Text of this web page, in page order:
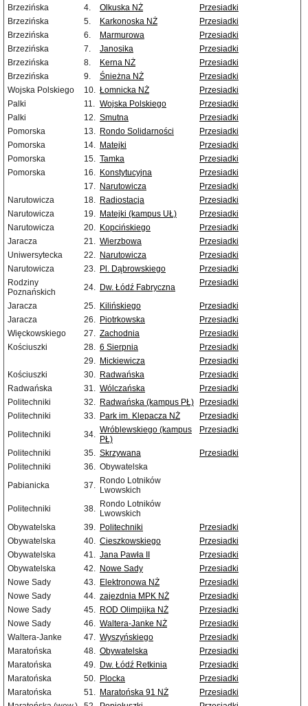
Brzezińska
4. Olkuska NŻ
Przesiadki
Brzezińska
5. Karkonoska NŻ
Przesiadki
Brzezińska
6. Marmurowa
Przesiadki
Brzezińska
7. Janosika
Przesiadki
Brzezińska
8. Kerna NŻ
Przesiadki
Brzezińska
9. Śnieżna NŻ
Przesiadki
Wojska Polskiego
10. Łomnicka NŻ
Przesiadki
Palki
11. Wojska Polskiego
Przesiadki
Palki
12. Smutna
Przesiadki
Pomorska
13. Rondo Solidarności
Przesiadki
Pomorska
14. Matejki
Przesiadki
Pomorska
15. Tamka
Przesiadki
Pomorska
16. Konstytucyjna
Przesiadki
17. Narutowicza
Przesiadki
Narutowicza
18. Radiostacja
Przesiadki
Narutowicza
19. Matejki (kampus UŁ)
Przesiadki
Narutowicza
20. Kopcińskiego
Przesiadki
Jaracza
21. Wierzbowa
Przesiadki
Uniwersytecka
22. Narutowicza
Przesiadki
Narutowicza
23. Pl. Dąbrowskiego
Przesiadki
Rodziny
Poznańskich
24. Dw. Łódź Fabryczna Przesiadki
Jaracza 25. Kilińskiego
Przesiadki
Jaracza
26. Piotrkowska
Przesiadki
Więckowskiego
27. Zachodnia
Przesiadki
Kościuszki
28. 6 Sierpnia
Przesiadki
29. Mickiewicza
Przesiadki
Kościuszki
30. Radwańska
Przesiadki
Radwańska
31. Wólczańska
Przesiadki
Politechniki
32. Radwańska (kampus PŁ)
Przesiadki
Politechniki
33. Park im. Klepacza NŻ
Przesiadki
Politechniki
34. Wróblewskiego (kampus
PŁ)
Przesiadki
Politechniki 35. Skrzywana
Przesiadki
Politechniki
36. Obywatelska
Pabianicka
37. Rondo Lotników
Lwowskich
Politechniki
38. Rondo Lotników
Lwowskich
Obywatelska
39. Politechniki
Przesiadki
Obywatelska
40. Cieszkowskiego
Przesiadki
Obywatelska
41. Jana Pawła II
Przesiadki
Obywatelska
42. Nowe Sady
Przesiadki
Nowe Sady
43. Elektronowa NŻ
Przesiadki
Nowe Sady
44. zajezdnia MPK NŻ
Przesiadki
Nowe Sady
45. ROD Olimpijka NŻ
Przesiadki
Nowe Sady
46. Waltera-Janke NŻ
Przesiadki
Waltera-Janke
47. Wyszyńskiego
Przesiadki
Maratońska
48. Obywatelska
Przesiadki
Maratońska
49. Dw. Łódź Retkinia
Przesiadki
Maratońska
50. Plocka
Przesiadki
Maratońska
51. Maratońska 91 NŻ
Przesiadki